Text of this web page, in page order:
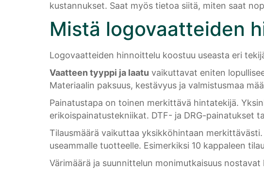
kustannukset. Saat myös tietoa siitä, miten saat
Mistä logovaatteiden
Logovaatteiden hinnoittelu koostuu useasta eri
Vaatteen tyyppi ja laatu vaikuttavat eniten
Materiaalin paksuus, kestävyus ja valmistusmaa
Painatustapa on toinen merkittävä hintatekijä.
erikoispainatustekniikat. DTF- ja DRG-painatukset
Tilausmäärä vaikuttaa yksikköhintaan
useammalle tuotteelle. Esimerkiksi 10 kappaleen
Värimäärä ja suunnittelun monimutkaisuus